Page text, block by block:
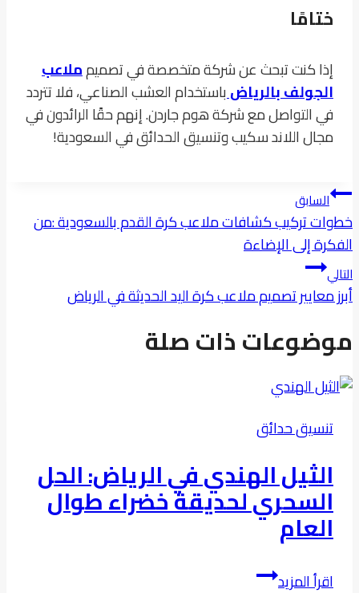
ختامًا
إذا كنت تبحث عن شركة متخصصة في تصميمملاعب
الجولف بالرياضباستخدام العشب الصناعي، فلا تتردد
في التواصل مع شركة هوم جاردن. إنهم حقًا الرائدون في
مجال اللاند سكيب وتنسيق الحدائق في السعودية!
تصفّح
المقالات
السابق
خطوات تركيب كشافات ملاعب كرة القدم بالسعودية :من
الفكرة إلى الإضاءة
التالي
أبرز معايير تصميم ملاعب كرة اليد الحديثة في الرياض
موضوعات ذات صلة
تنسيق حدائق
الثيل الهندي في الرياض: الحل
السحري لحديقة خضراء طوال
العام
اقرأ المزيدالثيل